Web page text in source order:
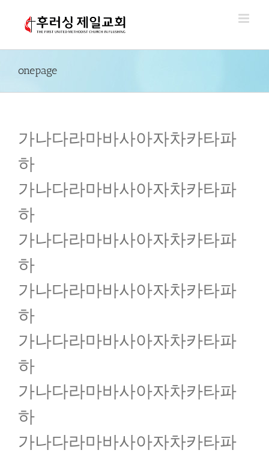
onepage
가나다라마바사아자차카타파
하
가나다라마바사아자차카타파
하
가나다라마바사아자차카타파
하
가나다라마바사아자차카타파
하
가나다라마바사아자차카타파
하
가나다라마바사아자차카타파
하
가나다라마바사아자차카타파